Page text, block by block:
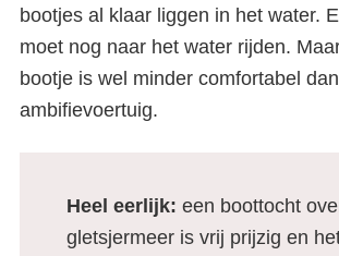
bootjes al klaar liggen in het water.
moet nog naar het water rijden.
bootje is wel minder comfortabel
ambifievoertuig.
Heel eerlijk: een boottocht
gletsjermeer is vrij prijzig en